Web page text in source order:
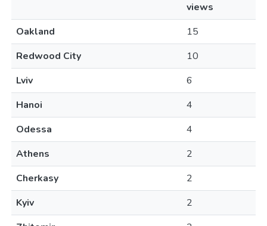
views
Oakland
15
Redwood City
10
Lviv
6
Hanoi
4
Odessa
4
Athens
2
Cherkasy
2
Kyiv
2